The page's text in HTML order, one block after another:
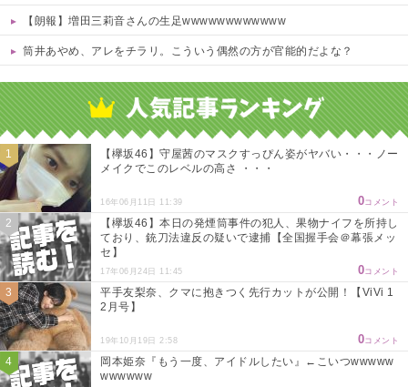
【朗報】増田三莉音さんの生足wwwwwwwwwwww
筒井あやめ、アレをチラリ。こういう偶然の方が官能的だよな？
【欅坂46】守屋茜のマスクすっぴん姿がヤバい・・・ノー
メイクでこのレベルの高さ ・・・
16年06月11日 11:39 0コメント
【欅坂46】本日の発煙筒事件の犯人、果物ナイフを所持し
ており、銃刀法違反の疑いで逮捕【全国握手会＠幕張メッ
セ】
17年06月24日 11:45 0コメント
平手友梨奈、クマに抱きつく先行カットが公開！【ViVi 1
2月号】
19年10月19日 2:58 0コメント
岡本姫奈『もう一度、アイドルしたい』←こいつwwwww
wwwwww